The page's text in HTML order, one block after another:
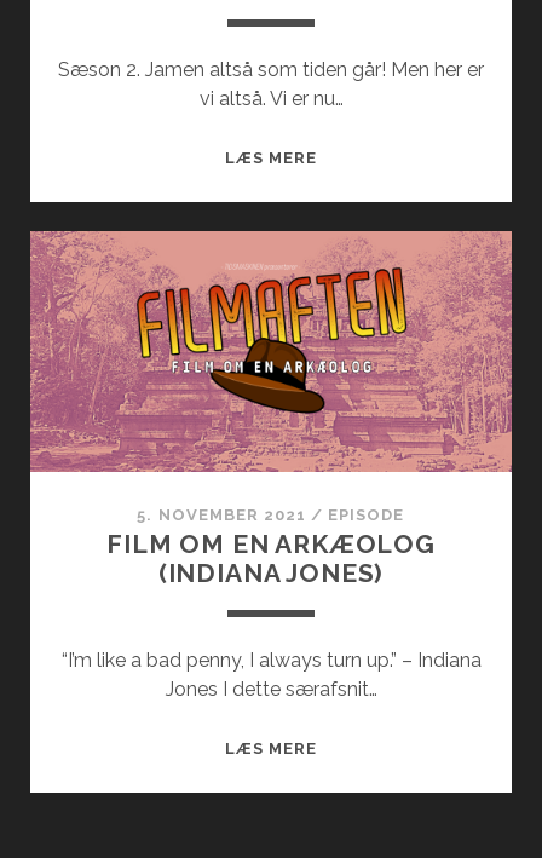
Sæson 2. Jamen altså som tiden går! Men her er
vi altså. Vi er nu…
LÆS MERE
5. NOVEMBER 2021 / EPISODE
FILM OM EN ARKÆOLOG
(INDIANA JONES)
“I’m like a bad penny, I always turn up.” – Indiana
Jones I dette særafsnit…
LÆS MERE